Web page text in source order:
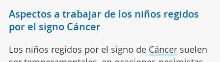
Aspectos a trabajar de los niños regidos
por el signo Cáncer
Los niños regidos por el signo de Cáncersuelen